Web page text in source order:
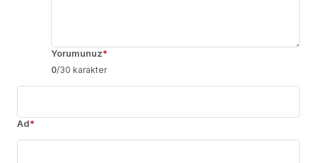
Yorumunuz*
0/30 karakter
Ad*